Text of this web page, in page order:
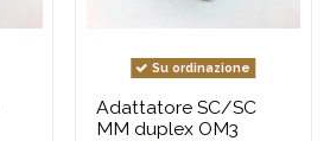
Su ordinazione
Adattatore SC/SC
MM duplex OM3